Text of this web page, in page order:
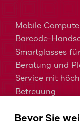
Mobile
Barcode-
Smartglasses
Beratung und
Service mit
Betreuung
Barcodes in
Bevor Sie